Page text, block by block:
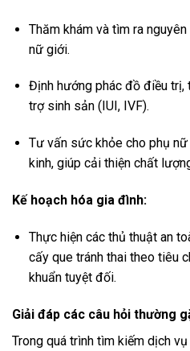
Thăm khám và tìm ra
nữ giới.
Định hướng phác đồ điều trị,
trợ sinh sản (IUI, IVF).
Tư vấn sức khỏe cho phụ
kinh, giúp cải thiện chất
Kế hoạch hóa gia đình:
Thực hiện các thủ thuật an
cấy que tránh thai theo tiêu
khuẩn tuyệt đối.
Giải đáp các câu hỏi thường
Trong quá trình tìm kiếm dịch vụ